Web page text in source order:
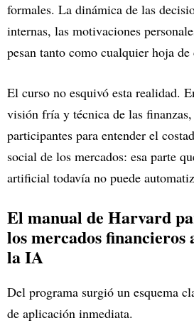
formales. La dinámica de las
internas, las motivaciones
pesan tanto como cualquier hoja de
El curso no esquivó esta realidad.
visión fría y técnica de las
participantes para entender el
social de los mercados: esa parte
artificial todavía no puede
El manual de Harvard
los mercados financieros
la IA
Del programa surgió un esquema
de aplicación inmediata.